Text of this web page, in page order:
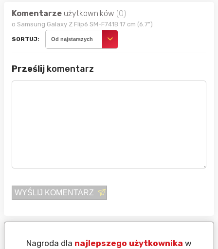
Komentarze użytkowników (0)
o Samsung Galaxy Z Flip6 SM-F741B 17 cm (6.7")
SORTUJ: Od najstarszych
Prześlij komentarz
WYŚLIJ KOMENTARZ
Nagroda dla najlepszego użytkownika w